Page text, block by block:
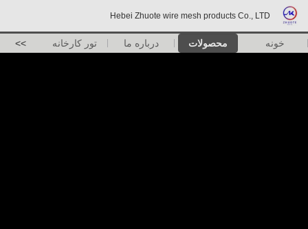
Hebei Zhuote wire mesh products Co., LTD
خونه محصولات درباره ما تور کارخانه >>